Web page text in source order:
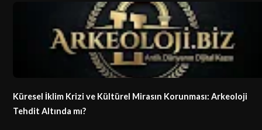
Küresel İklim Krizi ve Kültürel Mirasın Korunması: Arkeoloji
Tehdit Altında mı?